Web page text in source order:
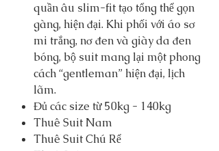
quần âu slim-fit tạo tổng thể gọn
gàng, hiện đại. Khi phối với áo sơ
mi trắng, nơ đen và giày da đen
bóng, bộ suit mang lại một phong
cách “gentleman” hiện đại, lịch
lãm.
Đủ các size từ 50kg - 140kg
Thuê Suit Nam
Thuê Suit Chú Rể